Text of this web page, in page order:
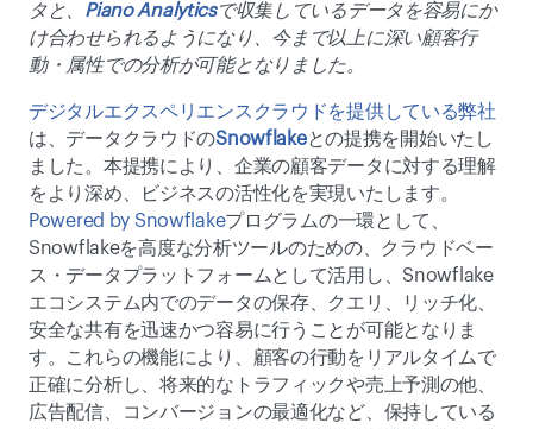
タと、 Piano Analyticsで収集しているデータを容易にか
け合わせられるようになり、今まで以上に深い顧客行
動・属性での分析が可能となりました。
デジタルエクスペリエンスクラウドを提供している弊社
は、データクラウドのSnowflakeとの提携を開始いたし
ました。本提携により、企業の顧客データに対する理解
をより深め、ビジネスの活性化を実現いたします。
Powered by Snowflakeプログラムの一環として、
Snowflakeを高度な分析ツールのための、クラウドベー
ス・データプラットフォームとして活用し、Snowflake
エコシステム内でのデータの保存、クエリ、リッチ化、
安全な共有を迅速かつ容易に行うことが可能となりま
す。これらの機能により、顧客の行動をリアルタイムで
正確に分析し、将来的なトラフィックや売上予測の他、
広告配信、コンバージョンの最適化など、保持している